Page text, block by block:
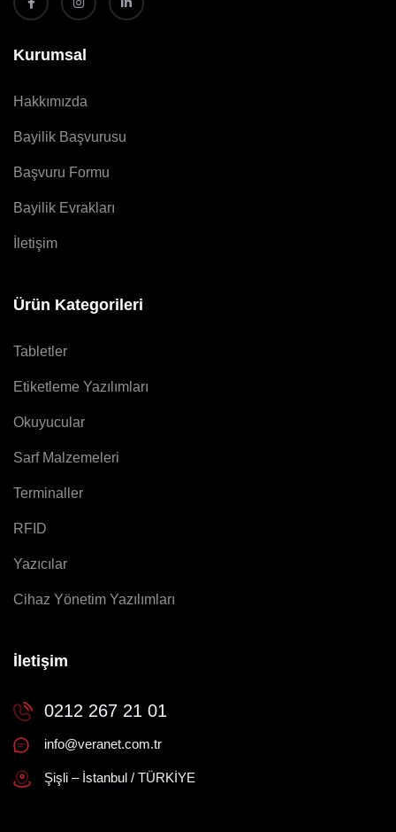
Kurumsal
Hakkımızda
Bayilik Başvurusu
Başvuru Formu
Bayilik Evrakları
İletişim
Ürün Kategorileri
Tabletler
Etiketleme Yazılımları
Okuyucular
Sarf Malzemeleri
Terminaller
RFID
Yazıcılar
Cihaz Yönetim Yazılımları
İletişim
0212 267 21 01
info@veranet.com.tr
Şişli – İstanbul / TÜRKİYE